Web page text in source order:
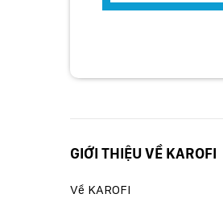
GIỚI THIỆU VỀ KAROFI
Về KAROFI